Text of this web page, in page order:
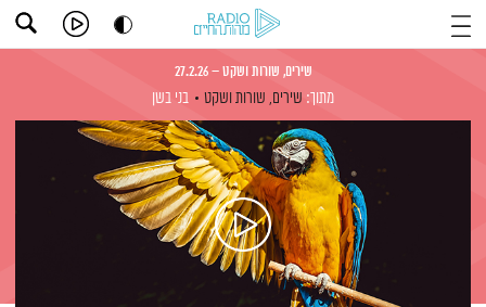
שירים, שורות ושקט – 27.2.26
מתוך: שירים, שורות ושקט בני בשן